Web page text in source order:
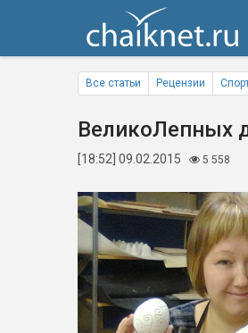
Все статьи Рецензии
ВеликоЛепных
[18:52] 09.02.2015 5 558